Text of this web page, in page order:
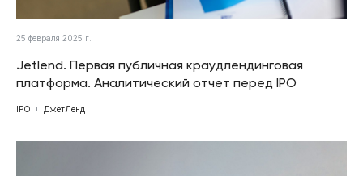
25 февраля 2025 г.
Jetlend. Первая публичная краудлендинговая
платформа. Аналитический отчет перед IPO
IPO ДжетЛенд